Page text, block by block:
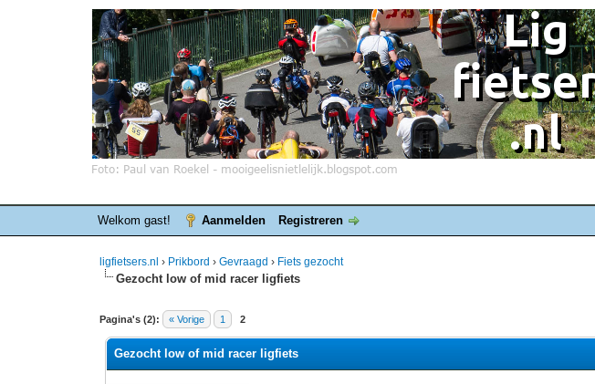
Welkom gast! Aanmelden Registreren
ligfietsers.nl › Prikbord ›Gevraagd › Fiets gezocht
Gezocht low of mid racer ligfiets
Pagina's (2): « Vorige 1 2
0 stemmen - gemiddelde waardering is 0
1
2
3
4
5
Gezocht low of mid racer ligfiets